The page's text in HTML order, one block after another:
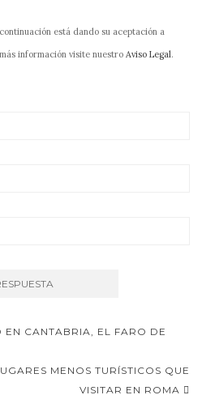
está dando su aceptación a
información visite nuestro Aviso Legal.
EN CANTABRIA, EL FARO DE
MENOS TURÍSTICOS QUE
VISITAR EN ROMA